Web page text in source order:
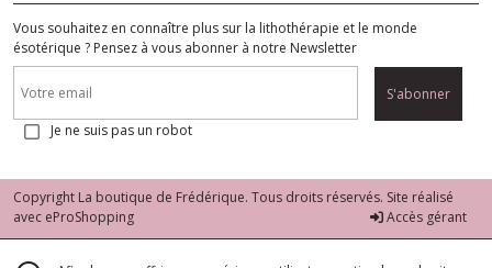
Vous souhaitez en connaître plus sur la lithothérapie et le monde
ésotérique ? Pensez à vous abonner à notre Newsletter
S'abonner
Je ne suis pas un robot
Copyright La boutique de Frédérique. Tous droits réservés. Site réalisé
avec eProShopping Accès gérant